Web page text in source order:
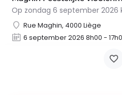
Rue Maghin, 4000 Liège
6 september 2026 8h00 -